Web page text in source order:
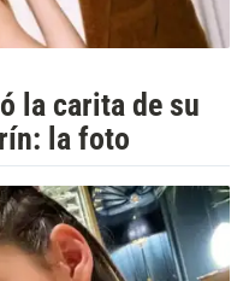
la carita de su
la foto